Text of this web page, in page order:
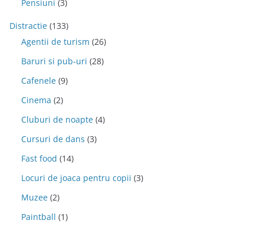
Pensiuni (3)
Distractie (133)
Agentii de turism (26)
Baruri si pub-uri (28)
Cafenele (9)
Cinema (2)
Cluburi de noapte (4)
Cursuri de dans (3)
Fast food (14)
Locuri de joaca pentru copii (3)
Muzee (2)
Paintball (1)